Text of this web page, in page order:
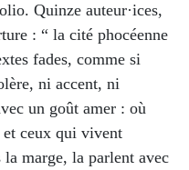
Quinze auteur·ices,
: “ la cité phocéenne
fades, comme si
ni accent, ni
un goût amer : où
et ceux qui vivent
marge, la parlent avec